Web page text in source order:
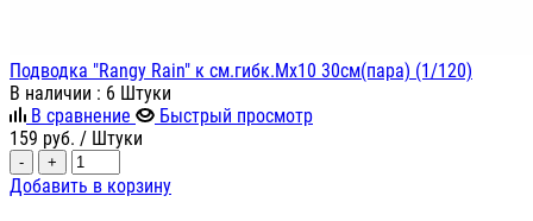
Подводка "Rangy Rain" к см.гибк.Мх10 30см(пара) (1/120)
В наличии : 6 Штуки
В сравнение
Быстрый просмотр
159 руб. / Штуки
- +
Добавить в корзину